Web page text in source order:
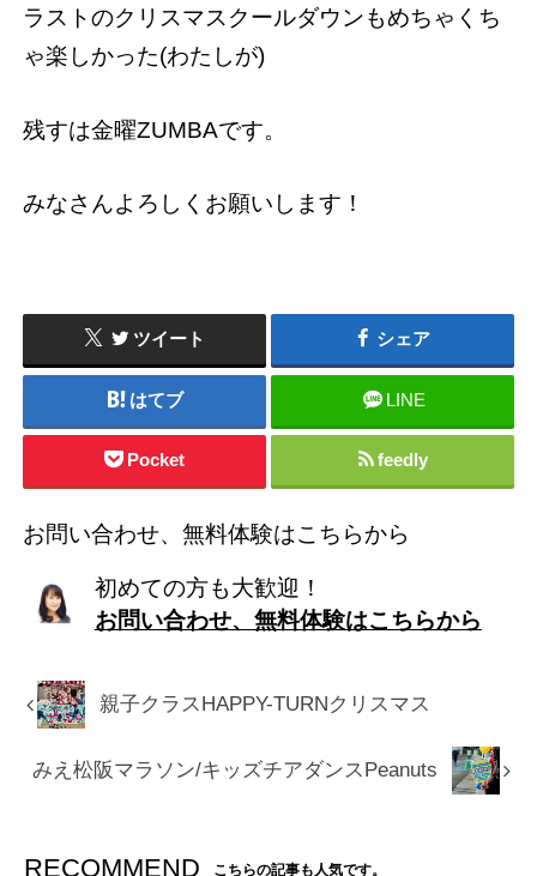
ラストのクリスマスクールダウンもめちゃくち
ゃ楽しかった(わたしが)
残すは金曜ZUMBAです。
みなさんよろしくお願いします！
ツイート シェア
はてブ LINE
Pocket feedly
お問い合わせ、無料体験はこちらから
初めての方も大歓迎！
お問い合わせ、無料体験はこちらから
親子クラスHAPPY-TURNクリスマス
みえ松阪マラソン/キッズチアダンスPeanuts
RECOMMEND こちらの記事も人気です。